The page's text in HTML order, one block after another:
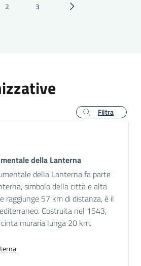
Pagina
2 Pagina
3 Pagina successiva
Filtra
della Lanterna
della Lanterna fa parte
simbolo della città e alta
raggiunge 57 km di distanza, è il
Costruita nel 1543,
muraria lunga 20 km.